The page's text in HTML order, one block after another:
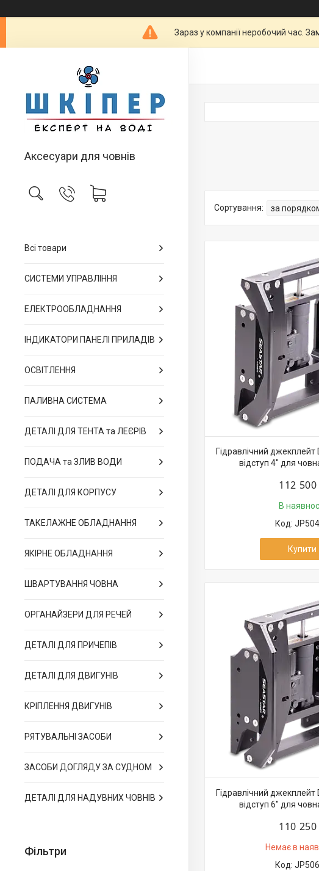
Зараз у компанії неробочий час.
Аксесуари для човнів
Всі товари
СИСТЕМИ УПРАВЛІННЯ
ЕЛЕКТРООБЛАДНАННЯ
ІНДИКАТОРИ ПАНЕЛІ ПРИЛАДІВ
ОСВІТЛЕННЯ
ПАЛИВНА СИСТЕМА
ДЕТАЛІ ДЛЯ ТЕНТА та ЛЕЄРІВ
ПОДАЧА та ЗЛИВ ВОДИ
ДЕТАЛІ ДЛЯ КОРПУСУ
ТАКЕЛАЖНЕ ОБЛАДНАННЯ
ЯКІРНЕ ОБЛАДНАННЯ
ШВАРТУВАННЯ ЧОВНА
ОРГАНАЙЗЕРИ ДЛЯ РЕЧЕЙ
ДЕТАЛІ ДЛЯ ПРИЧЕПІВ
ДЕТАЛІ ДЛЯ ДВИГУНІВ
КРІПЛЕННЯ ДВИГУНІВ
РЯТУВАЛЬНІ ЗАСОБИ
ЗАСОБИ ДОГЛЯДУ ЗА СУДНОМ
ДЕТАЛІ ДЛЯ НАДУВНИХ ЧОВНІВ
Фільтри
Гідравлічний
відступ 4″ для
112 500
В
Купити
Гідравлічний
відступ 6″ для
110 250
Немає в